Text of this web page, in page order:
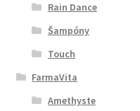
Rain Dance
Šampóny
Touch
FarmaVita
Amethyste